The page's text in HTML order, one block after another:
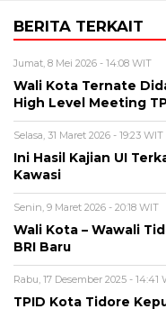
BERITA TERKAIT
Jumat, 8 Mei 2026 - 14:08 WIT
Wali Kota Ternate
High Level Meeting
Selasa, 31 Maret 2026 - 19:23 WIT
Ini Hasil Kajian UI
Kawasi
Senin, 9 Maret 2026 - 20:18 WIT
Wali Kota – Wawali
BRI Baru
Rabu, 17 Desember 2025 - 14:41
TPID Kota Tidore